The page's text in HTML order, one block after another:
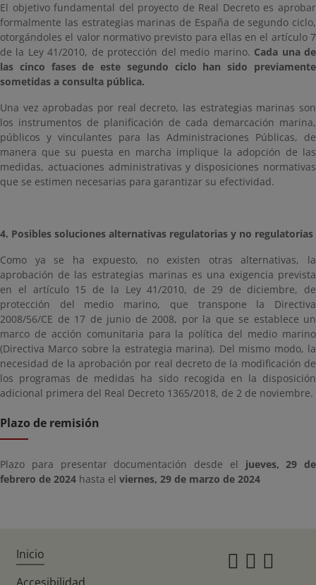
El objetivo fundamental del proyecto de Real Decreto es aprobar
formalmente las estrategias marinas de España de segundo ciclo,
otorgándoles el valor normativo previsto para ellas en el artículo 7
de la Ley 41/2010, de protección del medio marino. Cada una de
las cinco fases de este segundo ciclo han sido previamente
sometidas a consulta pública.
Una vez aprobadas por real decreto, las estrategias marinas son
los instrumentos de planificación de cada demarcación marina,
públicos y vinculantes para las Administraciones Públicas, de
manera que su puesta en marcha implique la adopción de las
medidas, actuaciones administrativas y disposiciones normativas
que se estimen necesarias para garantizar su efectividad.
4. Posibles soluciones alternativas regulatorias y no regulatorias
Como ya se ha expuesto, no existen otras alternativas, la
aprobación de las estrategias marinas es una exigencia prevista
en el artículo 15 de la Ley 41/2010, de 29 de diciembre, de
protección del medio marino, que transpone la Directiva
2008/56/CE de 17 de junio de 2008, por la que se establece un
marco de acción comunitaria para la política del medio marino
(Directiva Marco sobre la estrategia marina). Del mismo modo, la
necesidad de la aprobación por real decreto de la modificación de
los programas de medidas ha sido recogida en la disposición
adicional primera del Real Decreto 1365/2018, de 2 de noviembre.
Plazo de remisión
Plazo para presentar documentación desde el jueves, 29 de
febrero de 2024 hasta el viernes, 29 de marzo de 2024
Inicio